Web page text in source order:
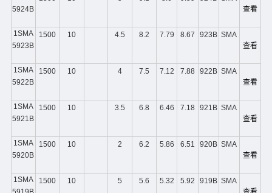
5924B
查看
1SMA
5923B
1500 10 4.5 8.2 7.79 8.67 923B SMA
查看
1SMA
5922B
1500 10 4 7.5 7.12 7.88 922B SMA
查看
1SMA
5921B
1500 10 3.5 6.8 6.46 7.18 921B SMA
查看
1SMA
5920B
1500 10 2 6.2 5.86 6.51 920B SMA
查看
1SMA
1500 10 5 5.6 5.32 5.92 919B SMA